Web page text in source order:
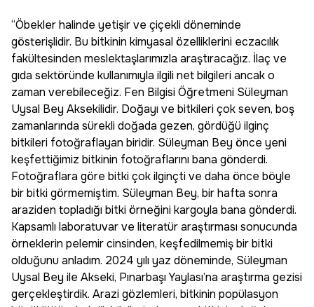
“Öbekler halinde yetişir ve çiçekli döneminde
gösterişlidir. Bu bitkinin kimyasal özelliklerini eczacılık
fakültesinden meslektaşlarımızla araştıracağız. İlaç ve
gıda sektöründe kullanımıyla ilgili net bilgileri ancak o
zaman verebileceğiz. Fen Bilgisi Öğretmeni Süleyman
Uysal Bey Aksekilidir. Doğayı ve bitkileri çok seven, boş
zamanlarında sürekli doğada gezen, gördüğü ilginç
bitkileri fotoğraflayan biridir. Süleyman Bey önce yeni
keşfettiğimiz bitkinin fotoğraflarını bana gönderdi.
Fotoğraflara göre bitki çok ilginçti ve daha önce böyle
bir bitki görmemiştim. Süleyman Bey, bir hafta sonra
araziden topladığı bitki örneğini kargoyla bana gönderdi.
Kapsamlı laboratuvar ve literatür araştırması sonucunda
örneklerin pelemir cinsinden, keşfedilmemiş bir bitki
olduğunu anladım. 2024 yılı yaz döneminde, Süleyman
Uysal Bey ile Akseki, Pınarbaşı Yaylası’na araştırma gezisi
gerçekleştirdik. Arazi gözlemleri, bitkinin popülasyon